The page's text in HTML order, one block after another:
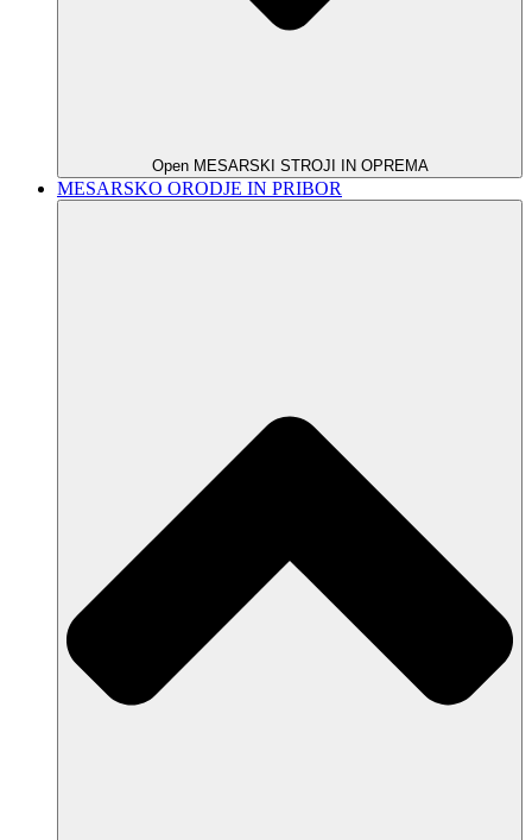
Open MESARSKI STROJI IN OPREMA
MESARSKO ORODJE IN PRIBOR